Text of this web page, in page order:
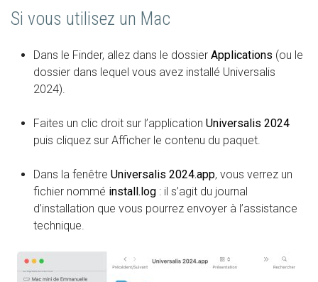
Si vous utilisez un Mac
Dans le Finder, allez dans le dossier Applications (ou le
dossier dans lequel vous avez installé Universalis
2024).
Faites un clic droit sur l’application Universalis 2024
puis cliquez sur Afficher le contenu du paquet.
Dans la fenêtre Universalis 2024.app, vous verrez un
fichier nommé install.log : il s’agit du journal
d’installation que vous pourrez envoyer à l’assistance
technique.